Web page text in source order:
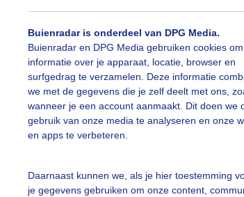
Buienradar is onderdeel van DPG Media.
Buienradar en DPG Media gebruiken cookies om
informatie over je apparaat, locatie, browser en
surfgedrag te verzamelen. Deze informatie
we met de gegevens die je zelf deelt met ons,
wanneer je een account aanmaakt. Dit doen we
gebruik van onze media te analyseren en onze
en apps te verbeteren.
Daarnaast kunnen we, als je hier toestemming
je gegevens gebruiken om onze content,